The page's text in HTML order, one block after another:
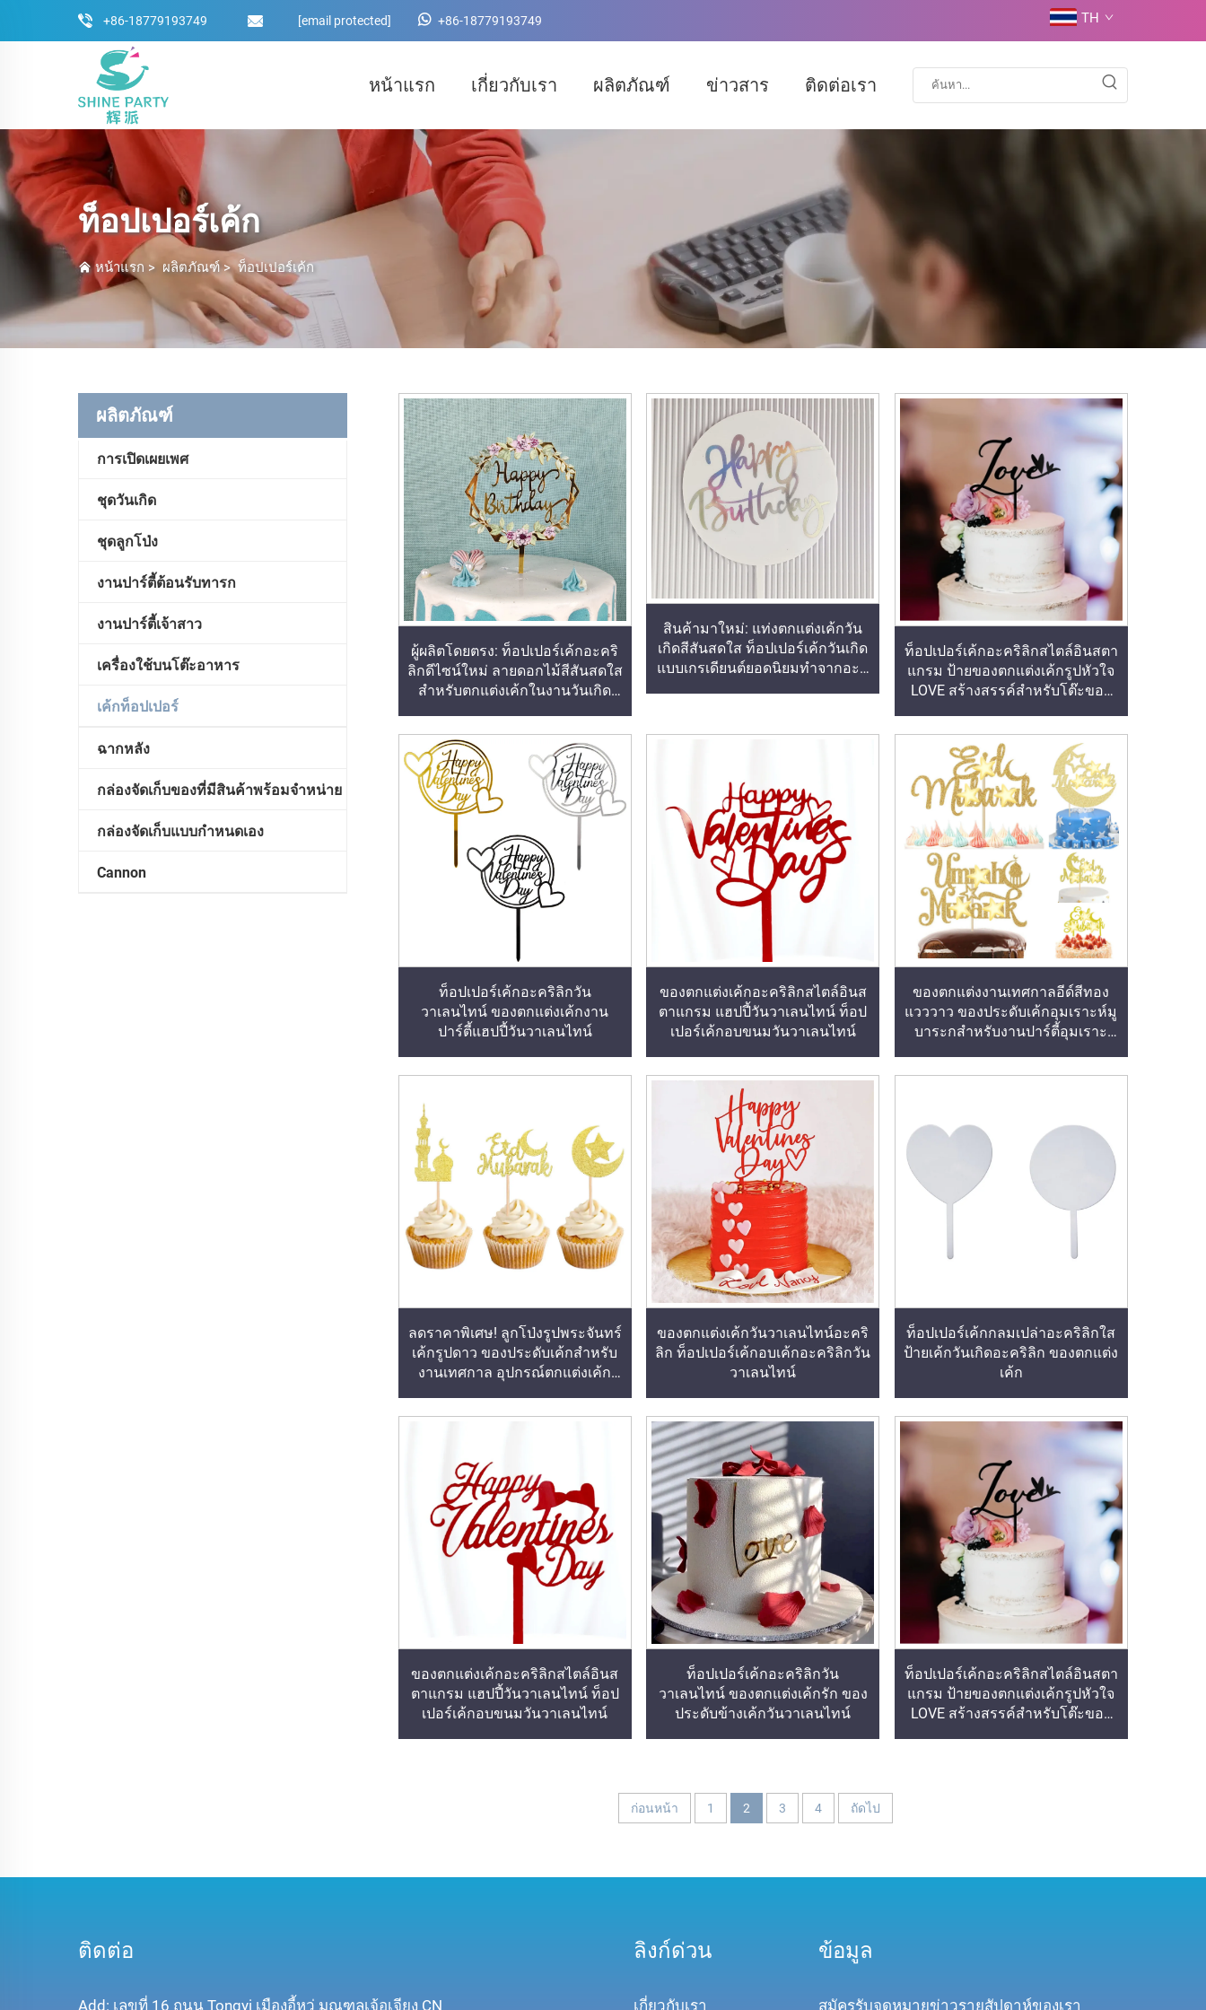
+86-18779193749 [email protected] +86-18779193749 TH
หน้าแรก เกี่ยวกับเรา ผลิตภัณฑ์ ข่าวสาร ติดต่อเรา
ท็อปเปอร์เค้ก
หน้าแรก > ผลิตภัณฑ์>ท็อปเปอร์เค้ก
ผลิตภัณฑ์
การเปิดเผยเพศ
ชุดวันเกิด
ชุดลูกโป่ง
งานปาร์ตี้ต้อนรับทารก
งานปาร์ตี้เจ้าสาว
เครื่องใช้บนโต๊ะอาหาร
เค้กท็อปเปอร์
ฉากหลัง
กล่องจัดเก็บของที่มีสินค้าพร้อมจำหน่าย
กล่องจัดเก็บแบบกำหนดเอง
Cannon
ผู้ผลิตโดยตรง: ท็อปเปอร์เค้กอะคริ
ลิกดีไซน์ใหม่ ลายดอกไม้สีสันสดใส
สำหรับตกแต่งเค้กในงานวันเกิด
สินค้ามาใหม่: แท่งตกแต่งเค้กวัน
เกิดสีสันสดใส ท็อปเปอร์เค้กวันเกิด
แบบเกรเดียนต์ยอดนิยมทำจากอะค
ท็อปเปอร์เค้กอะคริลิกสไตล์อินสตา
แกรม ป้ายของตกแต่งเค้กรูปหัวใจ
LOVE สร้างสรรค์สำหรับโต๊ะของ
ท็อปเปอร์เค้กอะคริลิกวัน
วาเลนไทน์ ของตกแต่งเค้กงาน
ปาร์ตี้แฮปปี้วันวาเลนไทน์
ของตกแต่งเค้กอะคริลิกสไตล์อินส
ตาแกรม แฮปปี้วันวาเลนไทน์ ท็อป
เปอร์เค้กอบขนมวันวาเลนไทน์
ของตกแต่งงานเทศกาลอีด์สีทอง
แวววาว ของประดับเค้กอุมเราะห์มู
บาระกสำหรับงานปาร์ตี้อุมเราะ
ลดราคาพิเศษ! ลูกโป่งรูปพระจันทร์
เค้กรูปดาว ของประดับเค้กสำหรับ
งานเทศกาล อุปกรณ์ตกแต่งเค้ก
ของตกแต่งเค้กวันวาเลนไทน์อะคริ
ลิก ท็อปเปอร์เค้กอบเค้กอะคริลิกวัน
วาเลนไทน์
ท็อปเปอร์เค้กกลมเปล่าอะคริลิกใส
ป้ายเค้กวันเกิดอะคริลิก ของตกแต่ง
เค้ก
ของตกแต่งเค้กอะคริลิกสไตล์อินส
ตาแกรม แฮปปี้วันวาเลนไทน์ ท็อป
เปอร์เค้กอบขนมวันวาเลนไทน์
ท็อปเปอร์เค้กอะคริลิกวัน
วาเลนไทน์ ของตกแต่งเค้กรัก ของ
ประดับข้างเค้กวันวาเลนไทน์
ท็อปเปอร์เค้กอะคริลิกสไตล์อินสตา
แกรม ป้ายของตกแต่งเค้กรูปหัวใจ
LOVE สร้างสรรค์สำหรับโต๊ะของ
ก่อนหน้า 1 2 3 4 ถัดไป
ติดต่อ
Add: เลขที่ 16 ถนน Tongyi เมืองอี้หวู่ มณฑลเจ้อเจียง CN
ลิงก์ด่วน
เกี่ยวกับเรา
ข้อมูล
สมัครรับจดหมายข่าวรายสัปดาห์ของเรา